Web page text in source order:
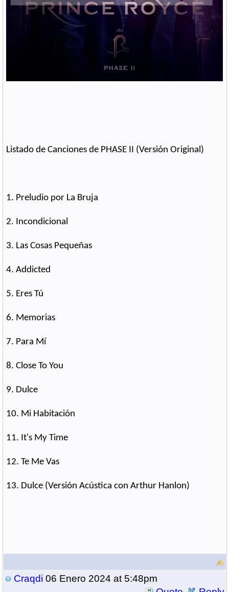
Listado de Canciones de PHASE II (Versión Original)
1. Preludio por La Bruja
2. Incondicional
3. Las Cosas Pequeñas
4. Addicted
5. Eres Tú
6. Memorias
7. Para Mí
8. Close To You
9. Dulce
10. Mi Habitación
11. It's My Time
12. Te Me Vas
13. Dulce (Versión Acústica con Arthur Hanlon)
Craqdi 06 Enero 2024 at 5:48pm